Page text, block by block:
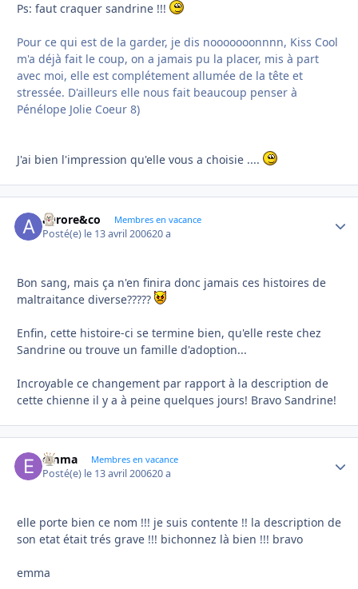
Ps: faut craquer sandrine !!!
Pour ce qui est de la garder, je dis nooooooonnnn, Kiss Cool
m'a déjà fait le coup, on a jamais pu la placer, mis à part
avec moi, elle est complétement allumée de la tête et
stressée. D'ailleurs elle nous fait beaucoup penser à
Pénélope Jolie Coeur 8)
J'ai bien l'impression qu'elle vous a choisie ....
aurore&co Membres en vacance
Posté(e) le 13 avril 200620 a
Bon sang, mais ça n'en finira donc jamais ces histoires de
maltraitance diverse?????
Enfin, cette histoire-ci se termine bien, qu'elle reste chez
Sandrine ou trouve un famille d'adoption...
Incroyable ce changement par rapport à la description de
cette chienne il y a à peine quelques jours! Bravo Sandrine!
emma Membres en vacance
Posté(e) le 13 avril 200620 a
elle porte bien ce nom !!! je suis contente !! la description de
son etat était trés grave !!! bichonnez là bien !!! bravo
emma